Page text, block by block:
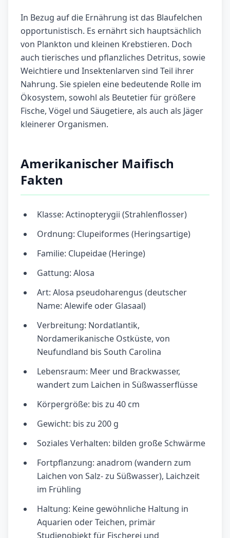
In Bezug auf die Ernährung ist das Blaufelchen
opportunistisch. Es ernährt sich hauptsächlich
von Plankton und kleinen Krebstieren. Doch
auch tierisches und pflanzliches Detritus, sowie
Weichtiere und Insektenlarven sind Teil ihrer
Nahrung. Sie spielen eine bedeutende Rolle im
Ökosystem, sowohl als Beutetier für größere
Fische, Vögel und Säugetiere, als auch als Jäger
kleinerer Organismen.
Amerikanischer Maifisch
Fakten
Klasse: Actinopterygii (Strahlenflosser)
Ordnung: Clupeiformes (Heringsartige)
Familie: Clupeidae (Heringe)
Gattung: Alosa
Art: Alosa pseudoharengus (deutscher
Name: Alewife oder Glasaal)
Verbreitung: Nordatlantik,
Nordamerikanische Ostküste, von
Neufundland bis South Carolina
Lebensraum: Meer und Brackwasser,
wandert zum Laichen in Süßwasserflüsse
Körpergröße: bis zu 40 cm
Gewicht: bis zu 200 g
Soziales Verhalten: bilden große Schwärme
Fortpflanzung: anadrom (wandern zum
Laichen von Salz- zu Süßwasser), Laichzeit
im Frühling
Haltung: Keine gewöhnliche Haltung in
Aquarien oder Teichen, primär
Studienobjekt für Fischerei und